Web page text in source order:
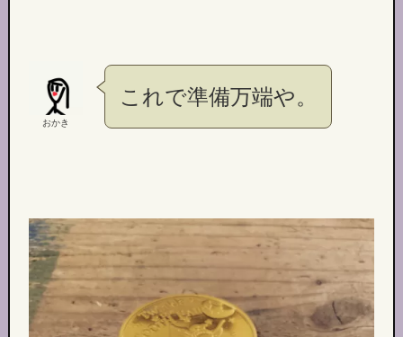
おかき
これで準備万端や。